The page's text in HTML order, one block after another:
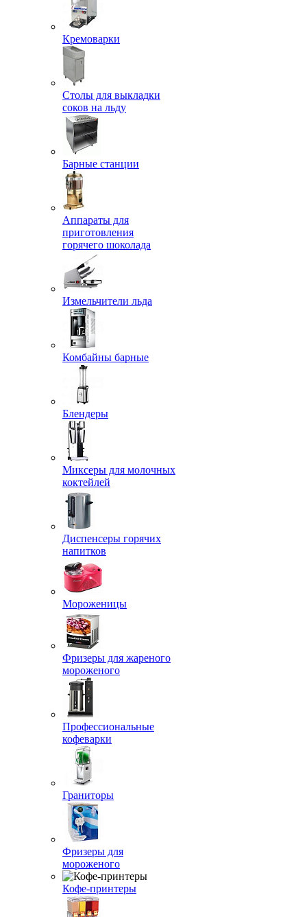
Кремоварки
Столы для выкладки
соков на льду
Барные станции
Аппараты для
приготовления
горячего шоколада
Измельчители льда
Комбайны барные
Блендеры
Миксеры для молочных
коктейлей
Диспенсеры горячих
напитков
Мороженицы
Фризеры для жареного
мороженого
Профессиональные
кофеварки
Граниторы
Фризеры для
мороженого
Кофе-принтеры